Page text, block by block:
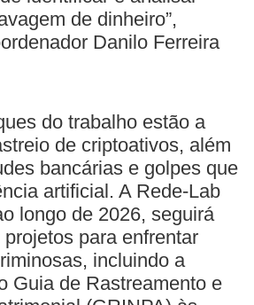
de dinheiro”,
Danilo Ferreira
do trabalho estão a
de criptoativos, além
bancárias e golpes que
artificial. A Rede-Lab
longo de 2026, seguirá
para enfrentar
incluindo a
Guia de Rastreamento e